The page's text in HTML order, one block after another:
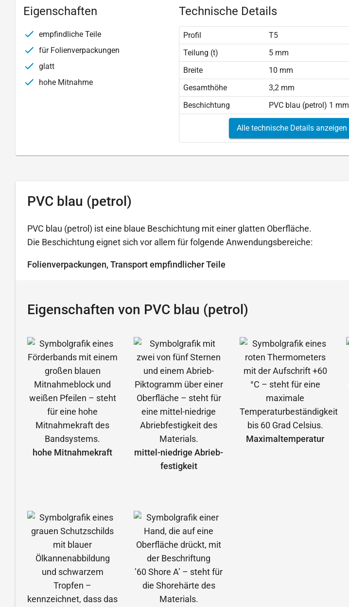
Eigenschaften
empfindliche Teile
für Folienverpackungen
glatt
hohe Mitnahme
Technische Details
Profil
T5
Teilung (t)
5 mm
Breite
10 mm
Gesamthöhe
3,2 mm
Beschichtung
PVC blau (petrol) 1 mm
Alle technische Details anzeigen
PVC blau (petrol)
PVC blau (petrol) ist eine blaue Beschichtung mit einer glatten Oberfläche.
Die Beschichtung eignet sich vor allem für folgende Anwendungsbereiche:
Folienverpackungen, Transport empfindlicher Teile
Eigenschaften von PVC blau (petrol)
hohe Mitnahmekraft
mittel-niedrige Abrieb­
festigkeit
Maximal­temperatur